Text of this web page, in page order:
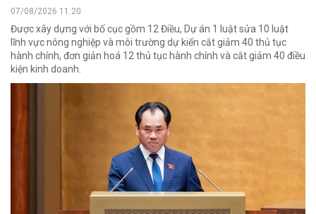
07/08/2026 11:20
Được xây dựng với bố cục gồm 12 Điều, Dự án 1 luật sửa 10 luật
lĩnh vực nông nghiệp và môi trường dự kiến cắt giảm 40 thủ tục
hành chính, đơn giản hoá 12 thủ tục hành chính và cắt giảm 40 điều
kiện kinh doanh.